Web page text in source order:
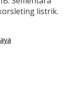
listrik.